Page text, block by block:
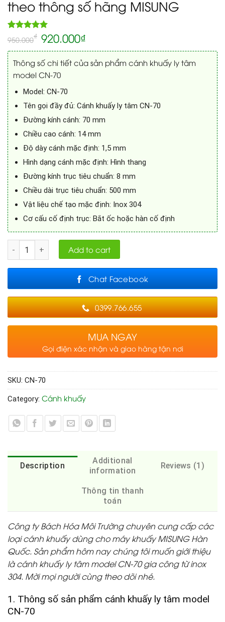
theo thông số hãng MISUNG
Rated5.00
out of 5
based on
1
customer
rating
950.000₫ 920.000₫
Thông số chi tiết của sản phẩm cánh khuấy ly tâm
model CN-70
Model: CN-70
Tên gọi đầy đủ: Cánh khuấy ly tâm CN-70
Đường kính cánh: 70 mm
Chiều cao cánh: 14 mm
Độ dày cánh mặc định: 1,5 mm
Hình dạng cánh mặc định: Hình thang
Đường kính trục tiêu chuẩn: 8 mm
Chiều dài trục tiêu chuẩn: 500 mm
Vật liệu chế tạo mặc định: Inox 304
Cơ cấu cố định trục: Bắt ốc hoặc hàn cố định
Quantity Add to cart
Chat Facebook
0399.766.655
MUA NGAY
Gọi điện xác nhận và giao hàng tận nơi
SKU: CN-70
Category: Cánh khuấy
Description
Additional
information
Reviews (1)
Thông tin thanh
toán
Công ty Bách Hóa Môi Trường chuyên cung cấp các
loại cánh khuấy dùng cho máy khuấy MISUNG Hàn
Quốc. Sản phẩm hôm nay chúng tôi muốn giới thiệu
là cánh khuấy ly tâm model CN-70 gia công từ inox
304. Mời mọi người cùng theo dõi nhé.
1. Thông số sản phẩm cánh khuấy ly tâm model
CN-70